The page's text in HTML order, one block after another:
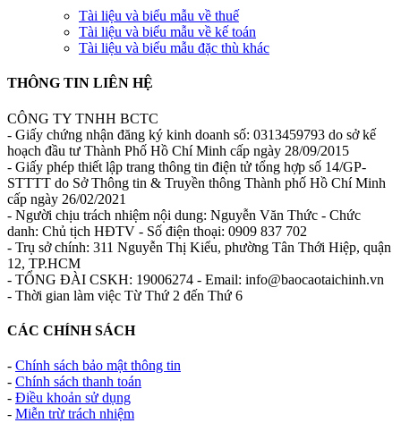
Tài liệu và biểu mẫu về thuế
Tài liệu và biểu mẫu về kế toán
Tài liệu và biểu mẫu đặc thù khác
THÔNG TIN LIÊN HỆ
CÔNG TY TNHH BCTC
- Giấy chứng nhận đăng ký kinh doanh số: 0313459793 do sở kế
hoạch đầu tư Thành Phố Hồ Chí Minh cấp ngày 28/09/2015
- Giấy phép thiết lập trang thông tin điện tử tổng hợp số 14/GP-
STTTT do Sở Thông tin & Truyền thông Thành phố Hồ Chí Minh
cấp ngày 26/02/2021
- Người chịu trách nhiệm nội dung: Nguyễn Văn Thức - Chức
danh: Chủ tịch HĐTV - Số điện thoại: 0909 837 702
- Trụ sở chính: 311 Nguyễn Thị Kiểu, phường Tân Thới Hiệp, quận
12, TP.HCM
- TỔNG ĐÀI CSKH: 19006274 - Email: info@baocaotaichinh.vn
- Thời gian làm việc Từ Thứ 2 đến Thứ 6
CÁC CHÍNH SÁCH
- Chính sách bảo mật thông tin
- Chính sách thanh toán
- Điều khoản sử dụng
- Miễn trừ trách nhiệm